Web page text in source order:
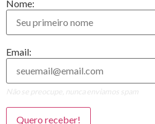
Nome:
Email:
Não se preocupe, nunca enviamos spam